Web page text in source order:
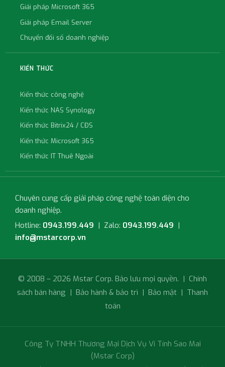
Giải pháp Microsoft 365
Giải pháp Email Server
Chuyển đổi số doanh nghiệp
KIẾN THỨC
Kiến thức công nghệ
Kiến thức NAS Synology
Kiến thức Bitrix24 / CĐS
Kiến thức Microsoft 365
Kiến thức IT Thuê Ngoài
Chuyên cung cấp giải pháp công nghệ toàn diện cho
doanh nghiệp.
Hotline: 0943.199.449 | Zalo: 0943.199.449 |
info@mstarcorp.vn
© 2008 – 2026 Mstar Corp. Bảo lưu mọi quyền. | Chính
sách bán hàng | Bảo hành & bảo trì | Bảo mật | Thanh
toán
Công Ty TNHH Thương Mại Dịch Vụ Vi Tính Sao Mai
(Mstar Corp)